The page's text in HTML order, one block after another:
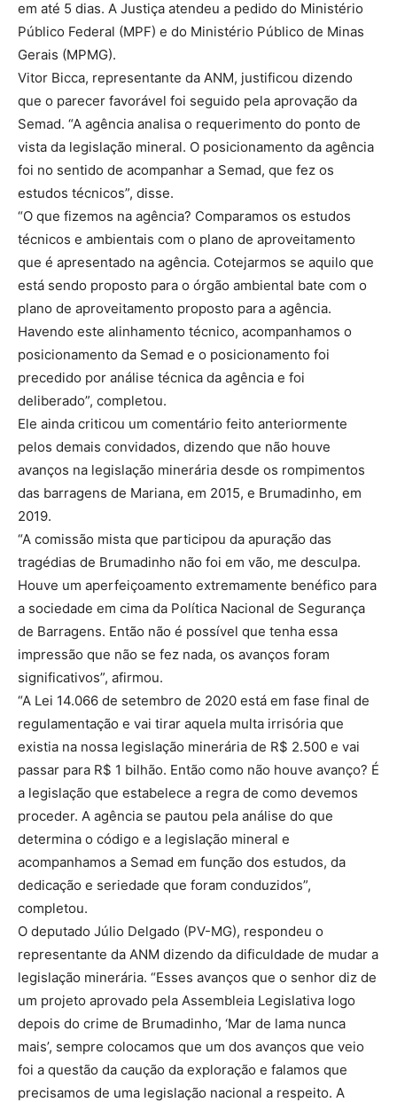
em até 5 dias. A Justiça atendeu a pedido do Ministério
Público Federal (MPF) e do Ministério Público de Minas
Gerais (MPMG).
Vitor Bicca, representante da ANM, justificou dizendo
que o parecer favorável foi seguido pela aprovação da
Semad. “A agência analisa o requerimento do ponto de
vista da legislação mineral. O posicionamento da agência
foi no sentido de acompanhar a Semad, que fez os
estudos técnicos”, disse.
“O que fizemos na agência? Comparamos os estudos
técnicos e ambientais com o plano de aproveitamento
que é apresentado na agência. Cotejarmos se aquilo que
está sendo proposto para o órgão ambiental bate com o
plano de aproveitamento proposto para a agência.
Havendo este alinhamento técnico, acompanhamos o
posicionamento da Semad e o posicionamento foi
precedido por análise técnica da agência e foi
deliberado”, completou.
Ele ainda criticou um comentário feito anteriormente
pelos demais convidados, dizendo que não houve
avanços na legislação minerária desde os rompimentos
das barragens de Mariana, em 2015, e Brumadinho, em
2019.
“A comissão mista que participou da apuração das
tragédias de Brumadinho não foi em vão, me desculpa.
Houve um aperfeiçoamento extremamente benéfico para
a sociedade em cima da Política Nacional de Segurança
de Barragens. Então não é possível que tenha essa
impressão que não se fez nada, os avanços foram
significativos”, afirmou.
“A Lei 14.066 de setembro de 2020 está em fase final de
regulamentação e vai tirar aquela multa irrisória que
existia na nossa legislação minerária de R$ 2.500 e vai
passar para R$ 1 bilhão. Então como não houve avanço? É
a legislação que estabelece a regra de como devemos
proceder. A agência se pautou pela análise do que
determina o código e a legislação mineral e
acompanhamos a Semad em função dos estudos, da
dedicação e seriedade que foram conduzidos”,
completou.
O deputado Júlio Delgado (PV-MG), respondeu o
representante da ANM dizendo da dificuldade de mudar a
legislação minerária. “Esses avanços que o senhor diz de
um projeto aprovado pela Assembleia Legislativa logo
depois do crime de Brumadinho, ‘Mar de lama nunca
mais’, sempre colocamos que um dos avanços que veio
foi a questão da caução da exploração e falamos que
precisamos de uma legislação nacional a respeito. A